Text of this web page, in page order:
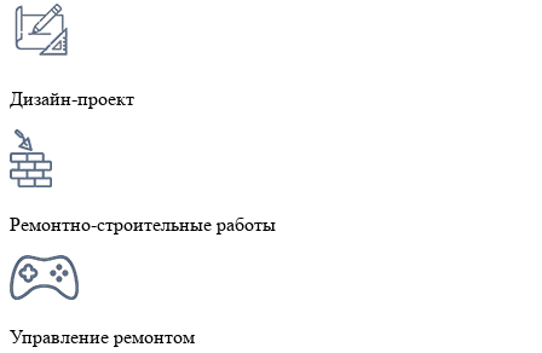
Дизайн-проект
Ремонтно-строительные работы
Управление ремонтом